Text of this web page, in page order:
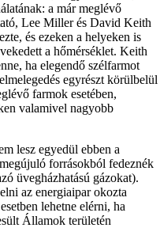
a már meglévő
Lee Miller és David Keith
és ezeken a helyeken is
a hőmérséklet. Keith
ha elegendő szélfarmot
egyrészt körülbelül
farmok esetében,
valamivel nagyobb
lesz egyedül ebben a
forrásokból fedeznék
üvegházhatású gázokat).
az energiaipar okozta
lehetne elérni, ha
Államok területén